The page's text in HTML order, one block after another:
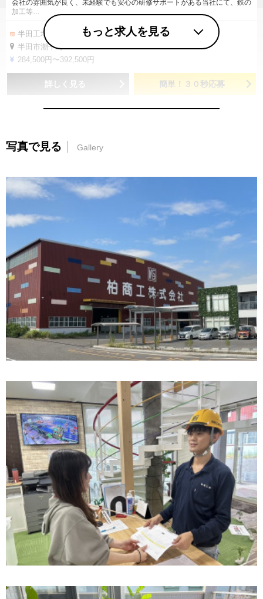
会社の雰囲気が良く、未経験でも安心の研修サポートがある当社にて、鉄の
加工等…
半田工場
半田市潮干町1-20
284,500円〜392,500円
詳しく見る 簡単！３０秒応募
もっと求人を見る
写真で見る